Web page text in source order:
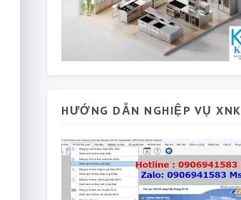
HƯỚNG DẪN NGHIỆP VỤ XNK